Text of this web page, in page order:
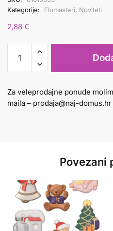
Kategorije:
Flomasteri, Noviteti
2,88 €
FLOMASTER
mm
ASTRA
1/10
Za veleprodajne ponude
maila – prodaja@naj-domus.hr
Povezani